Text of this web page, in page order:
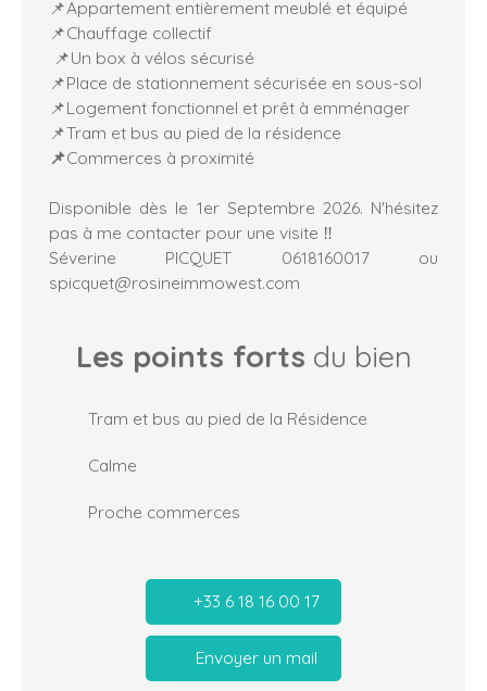
📌Appartement entièrement meublé et équipé
📌Chauffage collectif
📌Un box à vélos sécurisé
📌Place de stationnement sécurisée en sous-sol
📌Logement fonctionnel et prêt à emménager
📌Tram et bus au pied de la résidence
📌Commerces à proximité
Disponible dès le 1er Septembre 2026. N'hésitez
pas à me contacter pour une visite ‼️
Séverine PICQUET 0618160017 ou
spicquet@rosineimmowest.com
Les points forts du bien
Tram et bus au pied de la Résidence
Calme
Proche commerces
+33 6 18 16 00 17
Envoyer un mail